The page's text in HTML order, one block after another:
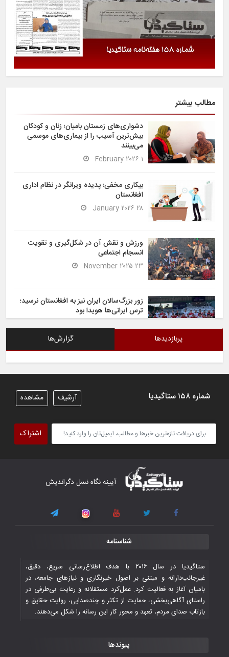
مطالب بیشتر
دشواری‌های زمستان بامیان؛ زنان و کودکان
بیش‌ترین آسیب را از بیماری‌های موسمی
می‌بینند
۱ February ۲۰۲۶
بیکاری مخفی؛ پدیده ویرانگر در نظام اداری
افغانستان
۲۸ January ۲۰۲۶
ورزش و نقش آن در شکل‌گیری و تقویت
انسجام اجتماعی
۲۳ November ۲۰۲۵
زور بزرگ‌سالان ایران نیز به افغانستان نرسید؛
ترس ایرانی‌ها هویدا بود
پیروزی قاطع در برابر تاجیکستان محکم
برداشت
کار دشوار تیم ملی فوتسال افغانستان در
گروه مرگ بازی‌های همبستگی کشورهای
اسلامی
تاریخی ایران
جوانان فوتسالیست کشور با گلباران تایلند به
فینال رفتند
۲۸ October ۲۰۲۵
با شکست چین، فوتسال‌بازان جوان
پربازدیدها گزارش‌ها
شماره ۱۵۸ ستاگیدیا مشاهده آرشیف
اشتراک
آیینه نگاه نسل دگراندیش
شناسنامه
ستاگیدیا در سال ۲۰۱۶ با هدف اطلاع‌رسانی سریع، دقیق،
غیرجانب‌دارانه و مبتنی بر اصول خبرنگاری و نیازهای جامعه، در
بامیان آغاز به فعالیت کرد. عمل‌کرد مستقلانه و رعایت بی‌طرفی در
راستای آگاهی‌بخشی، حمایت از تکثر و چندصدایی، روایت حقایق و
بازتاب صدای مردم، تعهد و محور کار این رسانه را شکل می‌دهند.
پیوندها